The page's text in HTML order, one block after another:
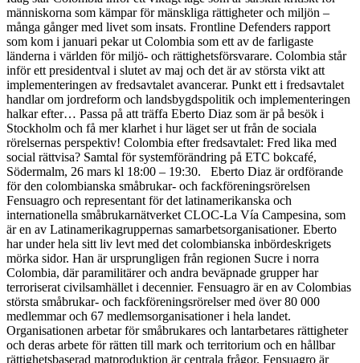
människorna som kämpar för mänskliga rättigheter och miljön –
många gånger med livet som insats. Frontline Defenders rapport
som kom i januari pekar ut Colombia som ett av de farligaste
länderna i världen för miljö- och rättighetsförsvarare. Colombia står
inför ett presidentval i slutet av maj och det är av största vikt att
implementeringen av fredsavtalet avancerar. Punkt ett i fredsavtalet
handlar om jordreform och landsbygdspolitik och implementeringen
halkar efter… Passa på att träffa Eberto Diaz som är på besök i
Stockholm och få mer klarhet i hur läget ser ut från de sociala
rörelsernas perspektiv! Colombia efter fredsavtalet: Fred lika med
social rättvisa? Samtal för systemförändring på ETC bokcafé,
Södermalm, 26 mars kl 18:00 – 19:30. Eberto Diaz är ordförande
för den colombianska småbrukar- och fackföreningsrörelsen
Fensuagro och representant för det latinamerikanska och
internationella småbrukarnätverket CLOC-La Vía Campesina, som
är en av Latinamerikagruppernas samarbetsorganisationer. Eberto
har under hela sitt liv levt med det colombianska inbördeskrigets
mörka sidor. Han är ursprungligen från regionen Sucre i norra
Colombia, där paramilitärer och andra beväpnade grupper har
terroriserat civilsamhället i decennier. Fensuagro är en av Colombias
största småbrukar- och fackföreningsrörelser med över 80 000
medlemmar och 67 medlemsorganisationer i hela landet.
Organisationen arbetar för småbrukares och lantarbetares rättigheter
och deras arbete för rätten till mark och territorium och en hållbar
rättighetsbaserad matproduktion är centrala frågor. Fensuagro är